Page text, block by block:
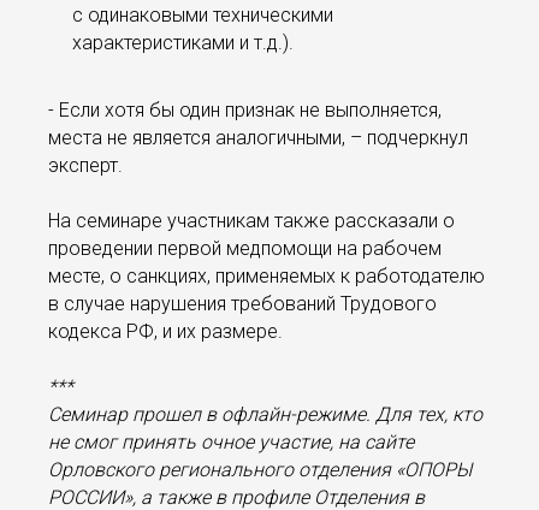
с одинаковыми техническими
характеристиками и т.д.).
- Если хотя бы один признак не выполняется,
места не является аналогичными, – подчеркнул
эксперт.
На семинаре участникам также рассказали о
проведении первой медпомощи на рабочем
месте, о санкциях, применяемых к работодателю
в случае нарушения требований Трудового
кодекса РФ, и их размере.
***
Семинар прошел в офлайн-режиме. Для тех, кто
не смог принять очное участие, на сайте
Орловского регионального отделения «ОПОРЫ
РОССИИ», а также в профиле Отделения в